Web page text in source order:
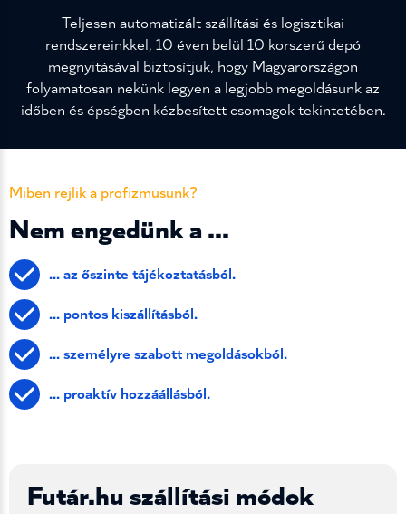
Teljesen automatizált szállítási és logisztikai
rendszereinkkel, 10 éven belül 10 korszerű depó
megnyitásával biztosítjuk, hogy Magyarországon
folyamatosan nekünk legyen a legjobb megoldásunk az
időben és épségben kézbesített csomagok tekintetében.
Miben rejlik a profizmusunk?
Nem engedünk a ...
... az őszinte tájékoztatásból.
... pontos kiszállításból.
... személyre szabott megoldásokból.
... proaktív hozzáállásból.
Futár.hu szállítási módok